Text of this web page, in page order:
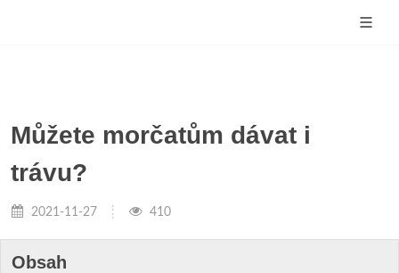
Můžete morčatům dávat i
trávu?
2021-11-27 410
Obsah